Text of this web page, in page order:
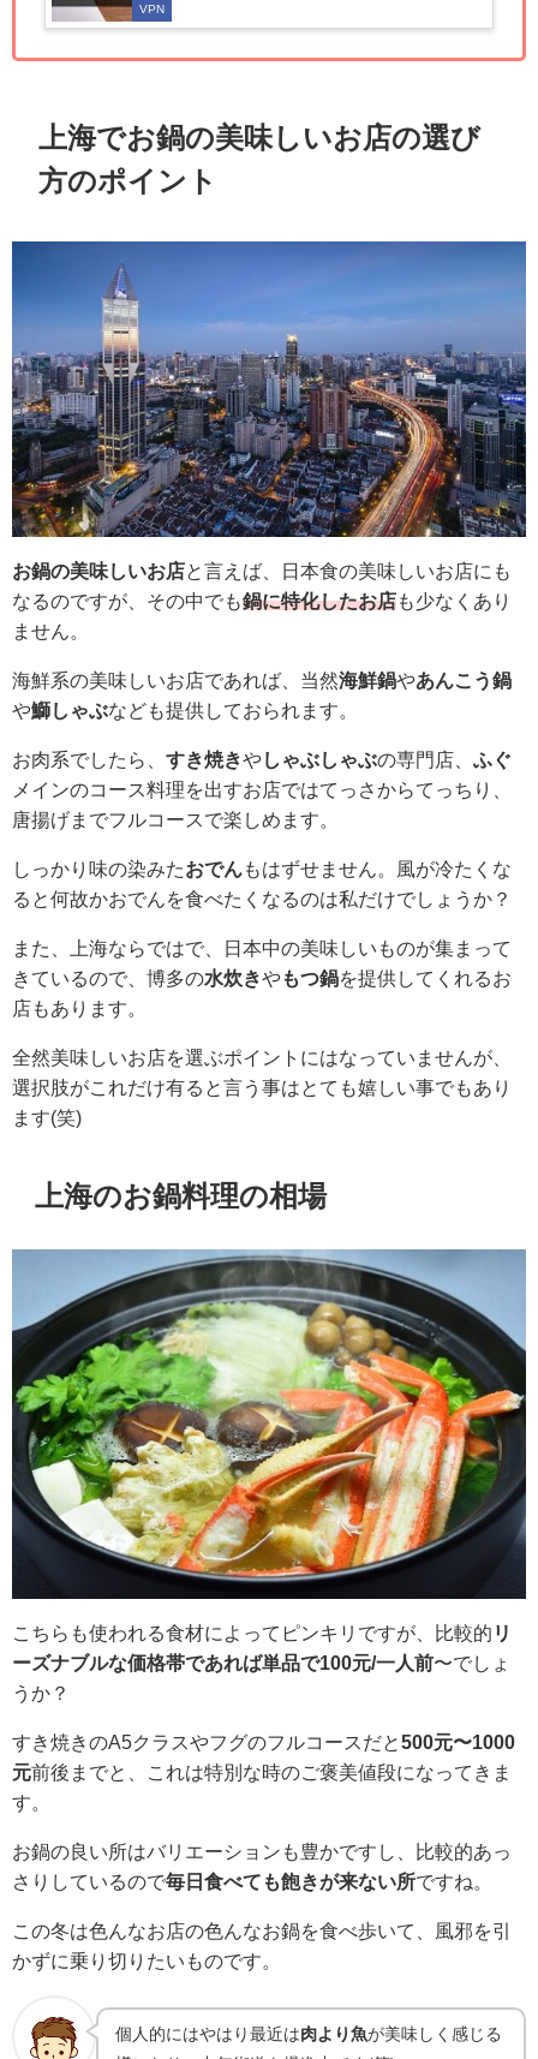
VPN
上海でお鍋の美味しいお店の選び
方のポイント
お鍋の美味しいお店と言えば、日本食の美味しいお店にも
なるのですが、その中でも鍋に特化したお店も少なくあり
ません。
海鮮系の美味しいお店であれば、当然海鮮鍋やあんこう鍋
や鰤しゃぶなども提供しておられます。
お肉系でしたら、 すき焼きやしゃぶしゃぶの専門店、 ふぐ
メインのコース料理を出すお店ではてっさからてっちり、
唐揚げまでフルコースで楽しめます。
しっかり味の染みたおでん もはずせません。風が冷たくな
ると何故かおでんを食べたくなるのは私だけでしょうか？
また、上海ならではで、日本中の美味しいものが集まって
きているので、博多の水炊きやもつ鍋を提供してくれるお
店もあります。
全然美味しいお店を選ぶポイントにはなっていませんが、
選択肢がこれだけ有ると言う事はとても嬉しい事でもあり
ます(笑)
上海のお鍋料理の相場
こちらも使われる食材によってピンキリですが、比較的 リ
ーズナブルな価格帯であれば単品で100元/一人前〜でしょ
うか？
すき焼きのA5クラスやフグのフルコースだと500元〜1000
元前後までと、これは特別な時のご褒美値段になってきま
す。
お鍋の良い所はバリエーションも豊かですし、比較的あっ
さりしているので毎日食べても飽きが来ない所ですね。
この冬は色んなお店の色んなお鍋を食べ歩いて、風邪を引
かずに乗り切りたいものです。
個人的にはやはり最近は肉より魚が美味しく感じる